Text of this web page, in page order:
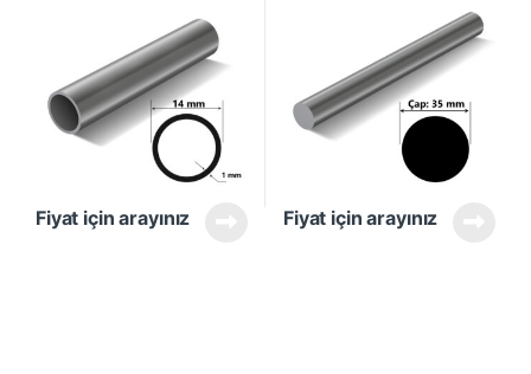
Fiyat için arayınız Fiyat için arayınız